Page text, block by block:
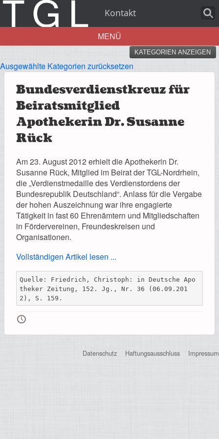
Kontakt
Aktuelles
Über uns
Leistungen
Registrierung
Impressionen
MENÜ
KATEGORIEN ANZEIGEN
Ausgewählte Kategorien zurücksetzen
Bundesverdienstkreuz für
Beiratsmitglied
Apothekerin Dr. Susanne
Rück
Am 23. August 2012 erhielt die Apothekerin Dr.
Susanne Rück, Mitglied im Beirat der TGL-Nordrhein,
die „Verdienstmedaille des Verdienstordens der
Bundesrepublik Deutschland“. Anlass für die Vergabe
der hohen Auszeichnung war ihre engagierte
Tätigkeit in fast 60 Ehrenämtern und Mitgliedschaften
in Fördervereinen, Freundeskreisen und
Organisationen.
Vollständigen Artikel lesen ...
Quelle: Friedrich, Christoph: in Deutsche Apo
theker Zeitung, 152. Jg., Nr. 36 (06.09.201
2), S. 159.
🕔
Datenschutz Haftungsausschluss Impressum